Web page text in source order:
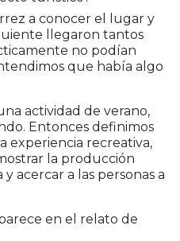
a conocer el lugar y
llegaron tantos
no podían
que había algo
actividad de verano,
Entonces definimos
experiencia recreativa,
la producción
acercar a las personas a
en el relato de